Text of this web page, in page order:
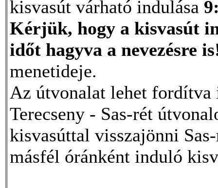
kisvasút várható indulása
Kérjük, hogy a kisvasút
időt hagyva a nevezésre
menetideje.
Az útvonalat lehet
Terecseny - Sas-rét
kisvasúttal visszajönni
másfél óránként induló